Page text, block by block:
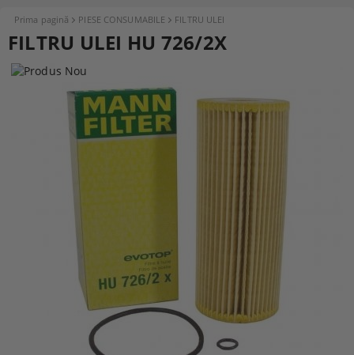
Prima pagină PIESE CONSUMABILE FILTRU ULEI
FILTRU ULEI HU 726/2X